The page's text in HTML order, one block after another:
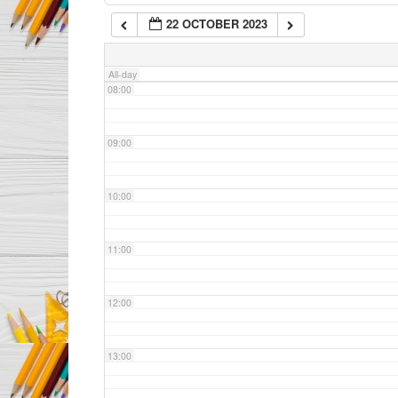
22 OCTOBER 2023
All-day
07:00
08:00
09:00
10:00
11:00
12:00
13:00